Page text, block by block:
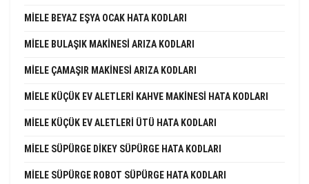
MIELE BEYAZ EŞYA OCAK HATA KODLARI
MIELE BULAŞIK MAKINESI ARIZA KODLARI
MIELE ÇAMAŞIR MAKINESI ARIZA KODLARI
MIELE KÜÇÜK EV ALETLERI KAHVE MAKINESI HATA KODLARI
MIELE KÜÇÜK EV ALETLERI ÜTÜ HATA KODLARI
MIELE SÜPÜRGE DIKEY SÜPÜRGE HATA KODLARI
MIELE SÜPÜRGE ROBOT SÜPÜRGE HATA KODLARI